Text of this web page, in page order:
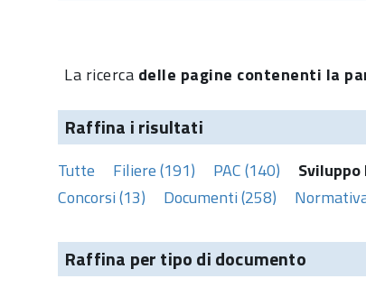
La ricerca delle pagine contenenti la
Raffina i risultati
Tutte Filiere (191) PAC (140) Sviluppo
Concorsi (13)
Documenti (258)
Raffina per tipo di documento